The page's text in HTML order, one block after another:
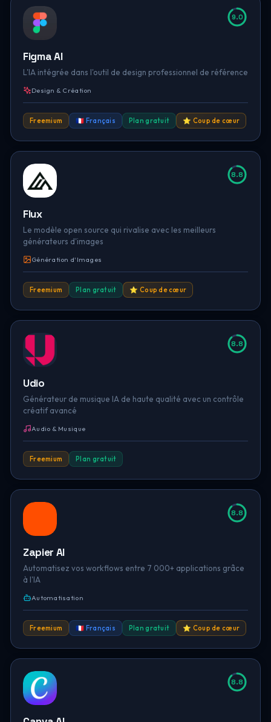
9.0
Figma AI
L'IA intégrée dans l'outil de design professionnel de référence
Design & Création
Freemium 🇫🇷 Français Plan gratuit ⭐ Coup de cœur
8.8
Flux
Le modèle open source qui rivalise avec les meilleurs
générateurs d'images
Génération d'Images
Freemium Plan gratuit ⭐ Coup de cœur
8.8
Udio
Générateur de musique IA de haute qualité avec un contrôle
créatif avancé
Audio & Musique
Freemium Plan gratuit
8.8
Zapier AI
Automatisez vos workflows entre 7 000+ applications grâce
à l'IA
Automatisation
Freemium 🇫🇷 Français Plan gratuit ⭐ Coup de cœur
8.8